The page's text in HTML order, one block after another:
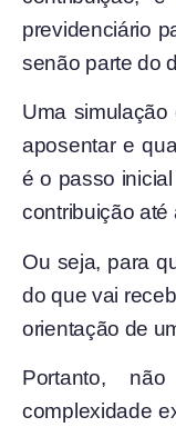
previdenciário
senão parte do
Uma
aposentar e
é o passo
contribuição até
Ou seja, para
do que vai
orientação de
Portanto,
complexidade